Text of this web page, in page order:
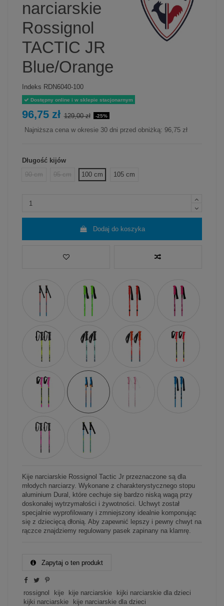
narciarskie
Rossignol
TACTIC JR
Blue/Orange
Indeks RDN6040-100
Dostępny online i w sklepie stacjonarnym
96,75 zł 129,00 zł -25%
Najniższa cena w okresie 30 dni przed obniżką: 96,75 zł
Długość kijów
90 cm
95 cm 100 cm 105 cm
Dodaj do koszyka
Kije narciarskie Rossignol Tactic Jr przeznaczone są dla
młodych narciarzy. Wykonane z charakterystycznego stopu
aluminium Dural, które cechuje się bardzo niską wagą przy
doskonałej wytrzymałości i żywotności. Uchwyt został
specjalnie wyprofilowany i zmniejszony idealnie komponując
się z dziecięcą dłonią. Aby zapewnić lepszy i pewny chwyt na
rączce znajdziemy regulowany pasek zapinany na klamrę.
Zapytaj o ten produkt
rossignol kije kije narciarskie
kijki narciarskie dla dzieci
kijki narciarskie
kije narciarskie dla dzieci